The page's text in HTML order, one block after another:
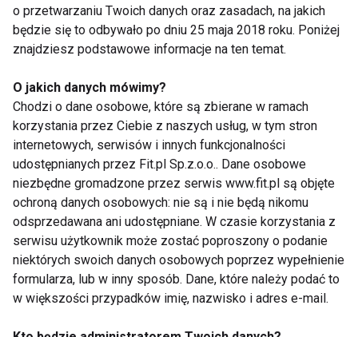
o przetwarzaniu Twoich danych oraz zasadach, na jakich
będzie się to odbywało po dniu 25 maja 2018 roku. Poniżej
znajdziesz podstawowe informacje na ten temat.
O jakich danych mówimy?
Chodzi o dane osobowe, które są zbierane w ramach
korzystania przez Ciebie z naszych usług, w tym stron
internetowych, serwisów i innych funkcjonalności
udostępnianych przez Fit.pl Sp.z.o.o.. Dane osobowe
niezbędne gromadzone przez serwis www.fit.pl są objęte
ochroną danych osobowych: nie są i nie będą nikomu
odsprzedawana ani udostępniane. W czasie korzystania z
serwisu użytkownik może zostać poproszony o podanie
niektórych swoich danych osobowych poprzez wypełnienie
formularza, lub w inny sposób. Dane, które należy podać to
w większości przypadków imię, nazwisko i adres e-mail.